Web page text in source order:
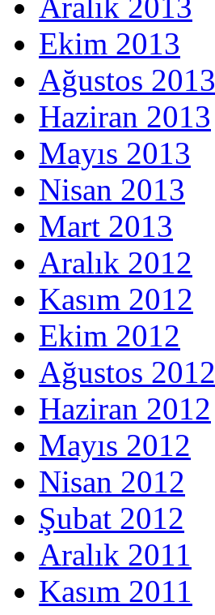
Ekim 2013
Ağustos 2013
Haziran 2013
Mayıs 2013
Nisan 2013
Mart 2013
Aralık 2012
Kasım 2012
Ekim 2012
Ağustos 2012
Haziran 2012
Mayıs 2012
Nisan 2012
Şubat 2012
Aralık 2011
Kasım 2011